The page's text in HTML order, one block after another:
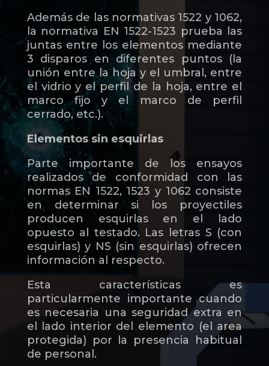
Además de las normativas 1522 y 1062,
la normativa EN 1522-1523 prueba las
juntas entre los elementos mediante
3 disparos en diferentes puntos (la
unión entre la hoja y el umbral, entre
el vidrio y el perfil de la hoja, entre el
marco fijo y el marco de perfil
cerrado, etc.).
Elementos sin esquirlas
Parte importante de los ensayos
realizados de conformidad con las
normas EN 1522, 1523 y 1062 consiste
en determinar si los proyectiles
producen esquirlas en el lado
opuesto al testado. Las letras S (con
esquirlas) y NS (sin esquirlas) ofrecen
información al respecto.
Esta características es
particularmente importante cuando
es necesaria una seguridad extra en
el lado interior del elemento (el area
protegida) por la presencia habitual
de personal.